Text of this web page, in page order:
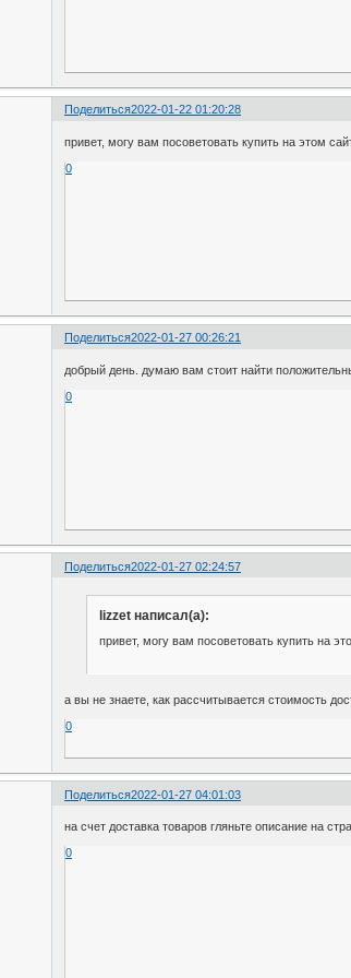
Поделиться2022-01-22 01:20:28
привет, могу вам посоветовать купить на этом
0
Поделиться2022-01-27 00:26:21
добрый день. думаю вам стоит найти
0
Поделиться2022-01-27 02:24:57
lizzet написал(а):
привет, могу вам посоветовать купить на
а вы не знаете, как рассчитывается стоимость
0
Поделиться2022-01-27 04:01:03
на счет доставка товаров гляньте описание на
0